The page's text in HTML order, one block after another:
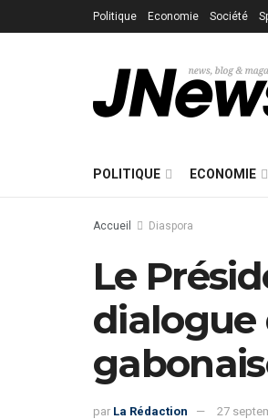
Politique Economie Société
POLITIQUE ECONOMIE
Accueil Diaspora
Le
dialogue
par La Rédaction 27